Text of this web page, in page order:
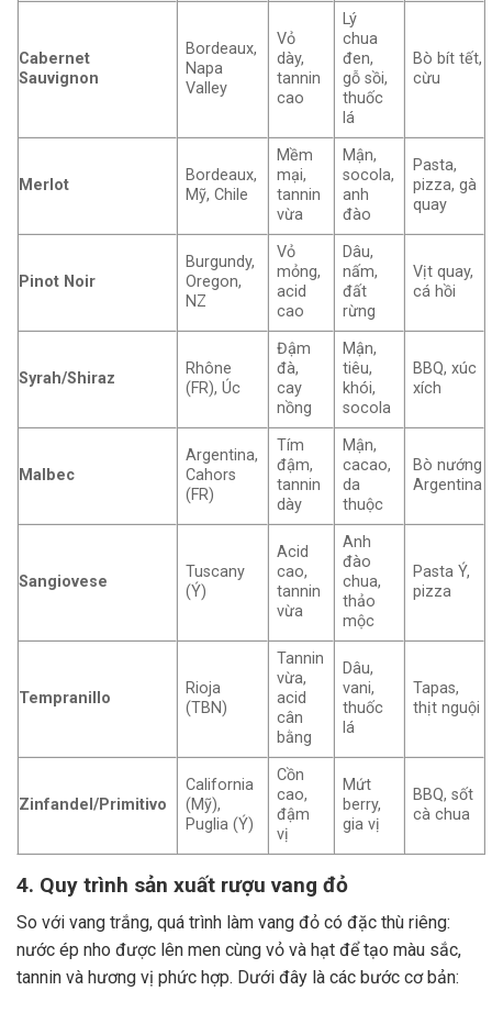
Cabernet
Sauvignon
Bordeaux,
Napa
Valley
Vỏ
dày,
tannin
cao
Lý
chua
đen,
gỗ sồi,
thuốc
lá
Bò bít tết,
cừu
Merlot
Bordeaux,
Mỹ, Chile
Mềm
mại,
tannin
vừa
Mận,
socola,
anh
đào
Pasta,
pizza, gà
quay
Pinot Noir
Burgundy,
Oregon,
NZ
Vỏ
mỏng,
acid
cao
Dâu,
nấm,
đất
rừng
Vịt quay,
cá hồi
Syrah/Shiraz
Rhône
(FR), Úc
Đậm
đà,
cay
nồng
Mận,
tiêu,
khói,
socola
BBQ, xúc
xích
Malbec
Argentina,
Cahors
(FR)
Tím
đậm,
tannin
dày
Mận,
cacao,
da
thuộc
Bò nướng
Argentina
Sangiovese
Tuscany
(Ý)
Acid
cao,
tannin
vừa
Anh
đào
chua,
thảo
mộc
Pasta Ý,
pizza
Tempranillo
Rioja
(TBN)
Tannin
vừa,
acid
cân
bằng
Dâu,
vani,
thuốc
lá
Tapas,
thịt nguội
Zinfandel/Primitivo
California
(Mỹ),
Puglia (Ý)
Cồn
cao,
đậm
vị
Mứt
berry,
gia vị
BBQ, sốt
cà chua
4. Quy trình sản xuất rượu vang đỏ
So với vang trắng, quá trình làm vang đỏ có đặc thù riêng:
nước ép nho được lên men cùng vỏ và hạt để tạo màu sắc,
tannin và hương vị phức hợp. Dưới đây là các bước cơ bản: